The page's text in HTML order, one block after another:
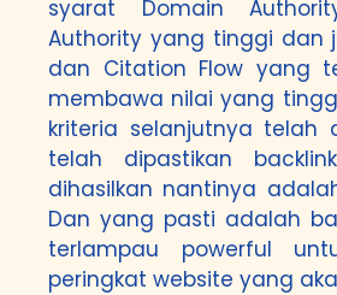
syarat Domain
Authority yang tinggi dan
dan Citation Flow yang
membawa nilai yang
kriteria selanjutnya telah
telah dipastikan
dihasilkan nantinya
Dan yang pasti adalah
terlampau powerful
peringkat website yang